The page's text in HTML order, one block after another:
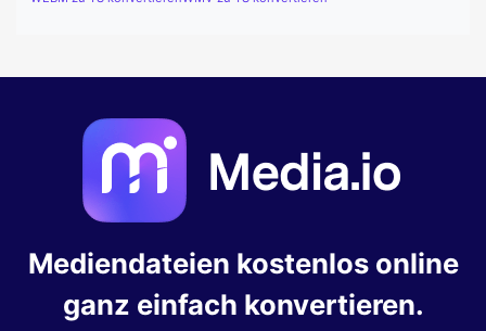
Mediendateien kostenlos online
ganz einfach konvertieren.